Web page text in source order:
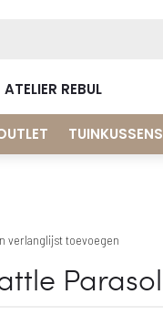
ATELIER REBUL
TUINKUSSENS
verlanglijst toevoegen
Parasol